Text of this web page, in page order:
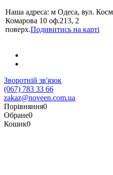
Наша адреса: м Одеса, вул.
Комарова 10 оф.213, 2
поверх.Подивитись на карті
Зворотній зв'язок
(067) 783 33 66
zakaz@noveen.com.ua
Порівняння0
Обране0
Кошик0